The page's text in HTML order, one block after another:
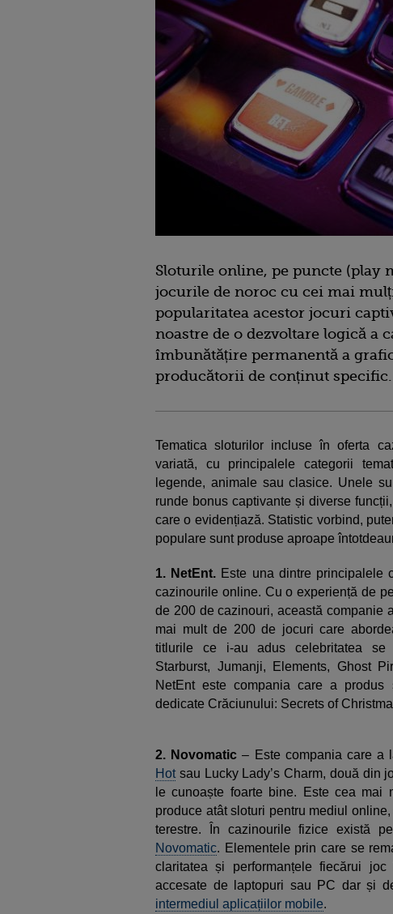
Sloturile online, pe puncte (play
jocurile de noroc cu cei mai
popularitatea acestor jocuri
noastre de o dezvoltare logică a
îmbunătățire permanentă a
producătorii de conținut specific.
Tematica sloturilor incluse în oferta
variată, cu principalele categorii
legende, animale sau clasice. Unele
runde bonus captivante și diverse
care o evidențiază. Statistic vorbind,
populare sunt produse aproape
1. NetEnt. Este una dintre principalele
cazinourile online. Cu o experiență de
de 200 de cazinouri, această companie
mai mult de 200 de jocuri care
titlurile ce i-au adus celebritatea se
Starburst, Jumanji, Elements, Ghost
NetEnt este compania care a
dedicate Crăciunului: Secrets of
2. Novomatic – Este compania care a
Hotsau Lucky Lady’s Charm, două din
le cunoaște foarte bine. Este cea
produce atât sloturi pentru mediul
terestre. În cazinourile fizice există
Novomatic. Elementele prin care se
claritatea și performanțele fiecărui
accesate de laptopuri sau PC dar și
intermediul aplicațiilor mobile.